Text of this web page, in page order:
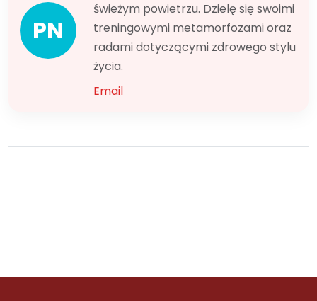
PN
świeżym powietrzu. Dzielę się swoimi
treningowymi metamorfozami oraz
radami dotyczącymi zdrowego stylu
życia.
Email